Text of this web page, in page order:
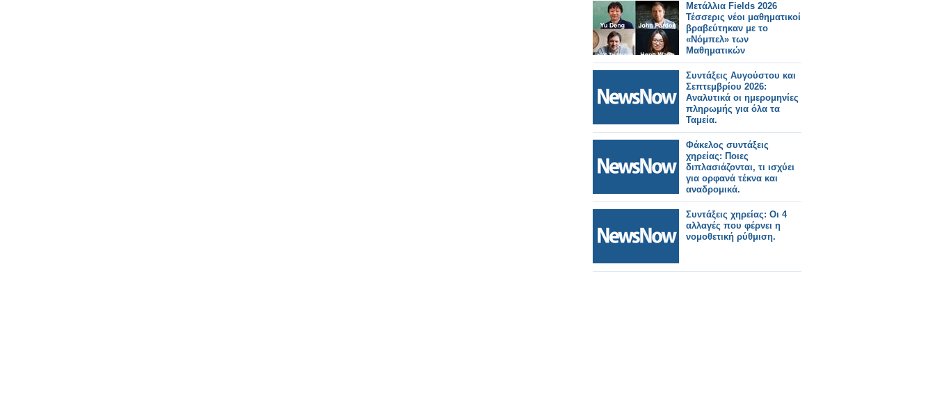
Μετάλλια Fields 2026
Τέσσερις νέοι μαθηματικοί
βραβεύτηκαν με το
«Νόμπελ» των
Μαθηματικών
Συντάξεις Αυγούστου και
Σεπτεμβρίου 2026:
Αναλυτικά οι ημερομηνίες
πληρωμής για όλα τα
Ταμεία.
Φάκελος συντάξεις
χηρείας: Ποιες
διπλασιάζονται, τι ισχύει
για ορφανά τέκνα και
αναδρομικά.
Συντάξεις χηρείας: Οι 4
αλλαγές που φέρνει η
νομοθετική ρύθμιση.